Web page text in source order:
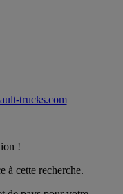
trucks.com
!
à cette recherche.